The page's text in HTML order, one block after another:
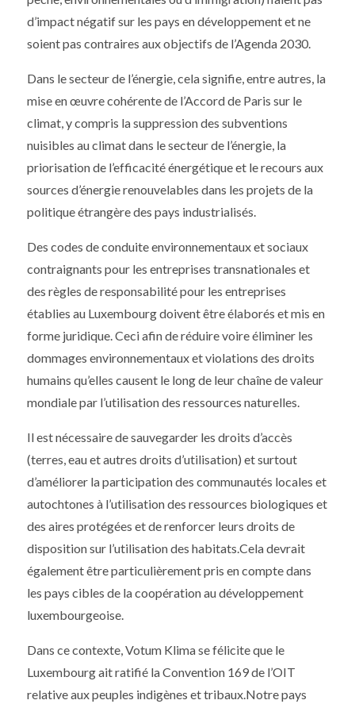
d’impact négatif sur les pays en développement et ne
soient pas contraires aux objectifs de l’Agenda 2030.
Dans le secteur de l’énergie, cela signifie, entre autres, la
mise en œuvre cohérente de l’Accord de Paris sur le
climat, y compris la suppression des subventions
nuisibles au climat dans le secteur de l’énergie, la
priorisation de l’efficacité énergétique et le recours aux
sources d’énergie renouvelables dans les projets de la
politique étrangère des pays industrialisés.
Des codes de conduite environnementaux et sociaux
contraignants pour les entreprises transnationales et
des règles de responsabilité pour les entreprises
établies au Luxembourg doivent être élaborés et mis en
forme juridique. Ceci afin de réduire voire éliminer les
dommages environnementaux et violations des droits
humains qu’elles causent le long de leur chaîne de valeur
mondiale par l’utilisation des ressources naturelles.
Il est nécessaire de sauvegarder les droits d’accès
(terres, eau et autres droits d’utilisation) et surtout
d’améliorer la participation des communautés locales et
autochtones à l’utilisation des ressources biologiques et
des aires protégées et de renforcer leurs droits de
disposition sur l’utilisation des habitats.Cela devrait
également être particulièrement pris en compte dans
les pays cibles de la coopération au développement
luxembourgeoise.
Dans ce contexte, Votum Klima se félicite que le
Luxembourg ait ratifié la Convention 169 de l’OIT
relative aux peuples indigènes et tribaux.Notre pays